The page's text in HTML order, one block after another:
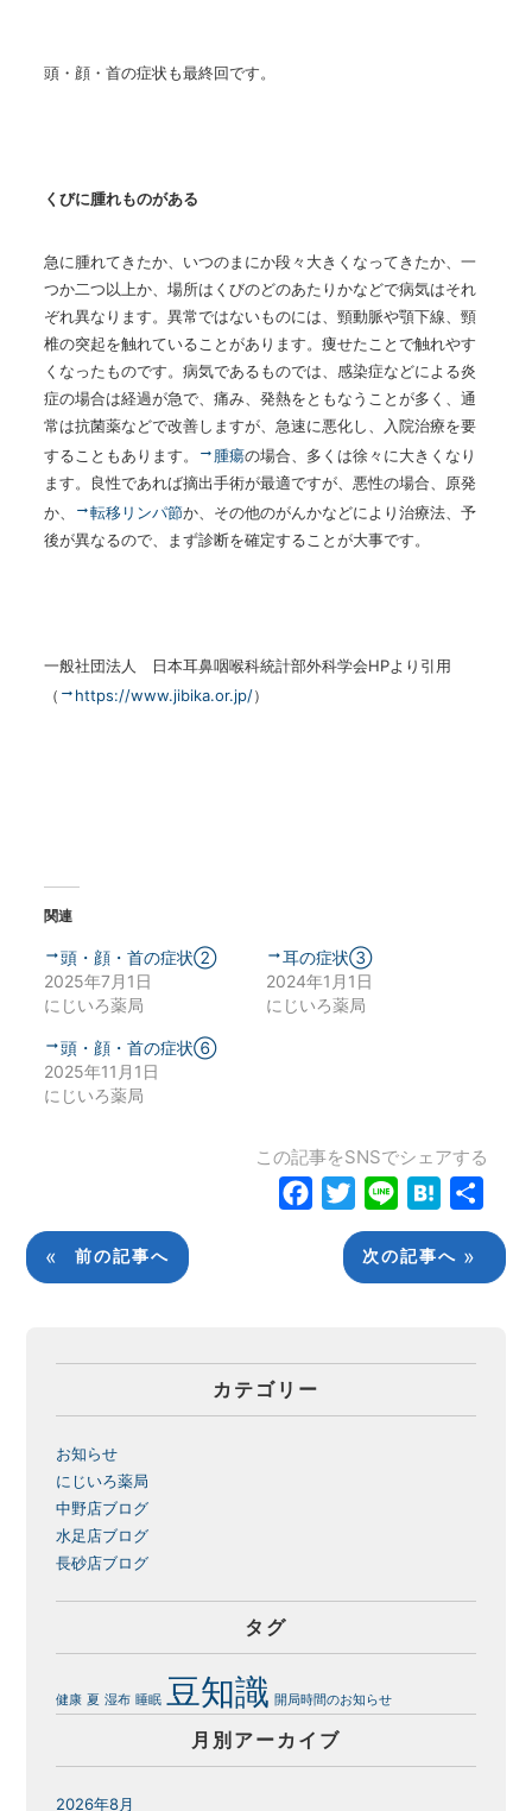
頭・顔・首の症状も最終回です。
くびに腫れものがある
急に腫れてきたか、いつのまにか段々大きくなってきたか、一
つか二つ以上か、場所はくびのどのあたりかなどで病気はそれ
ぞれ異なります。異常ではないものには、頸動脈や顎下線、頸
椎の突起を触れていることがあります。痩せたことで触れやす
くなったものです。病気であるものでは、感染症などによる炎
症の場合は経過が急で、痛み、発熱をともなうことが多く、通
常は抗菌薬などで改善しますが、急速に悪化し、入院治療を要
することもあります。
腫瘍の場合、多くは徐々に大きくなり
ます。良性であれば摘出手術が最適ですが、悪性の場合、原発
か、
転移リンパ節か、その他のがんかなどにより治療法、予
後が異なるので、まず診断を確定することが大事です。
一般社団法人 日本耳鼻咽喉科統計部外科学会HPより引用
（
https://www.jibika.or.jp/）
関連
頭・顔・首の症状②
2025年7月1日
にじいろ薬局
耳の症状③
2024年1月1日
にじいろ薬局
頭・顔・首の症状⑥
2025年11月1日
にじいろ薬局
この記事をSNSでシェアする
FacebookTwitterLine Hatena
有
« 前の記事へ 次の記事へ »
カテゴリー
お知らせ
にじいろ薬局
中野店ブログ
水足店ブログ
長砂店ブログ
タグ
健康 夏 湿布 睡眠 豆知識 開局時間のお知らせ
月別アーカイブ
2026年8月